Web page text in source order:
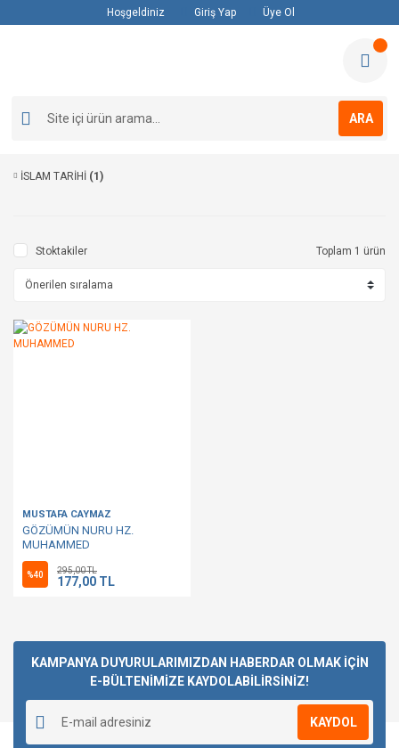
Hoşgeldiniz Giriş Yap Üye Ol
ARA
İSLAM TARİHİ (1)
Stoktakiler Toplam 1 ürün
MUSTAFA CAYMAZ
GÖZÜMÜN NURU HZ.
MUHAMMED
%40 295,00 TL
177,00 TL
KAMPANYA DUYURULARIMIZDAN HABERDAR OLMAK İÇİN
E-BÜLTENİMİZE KAYDOLABİLİRSİNİZ!
KAYDOL